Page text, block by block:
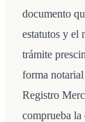
documento
estatutos y el
trámite
forma
Registro
comprueba